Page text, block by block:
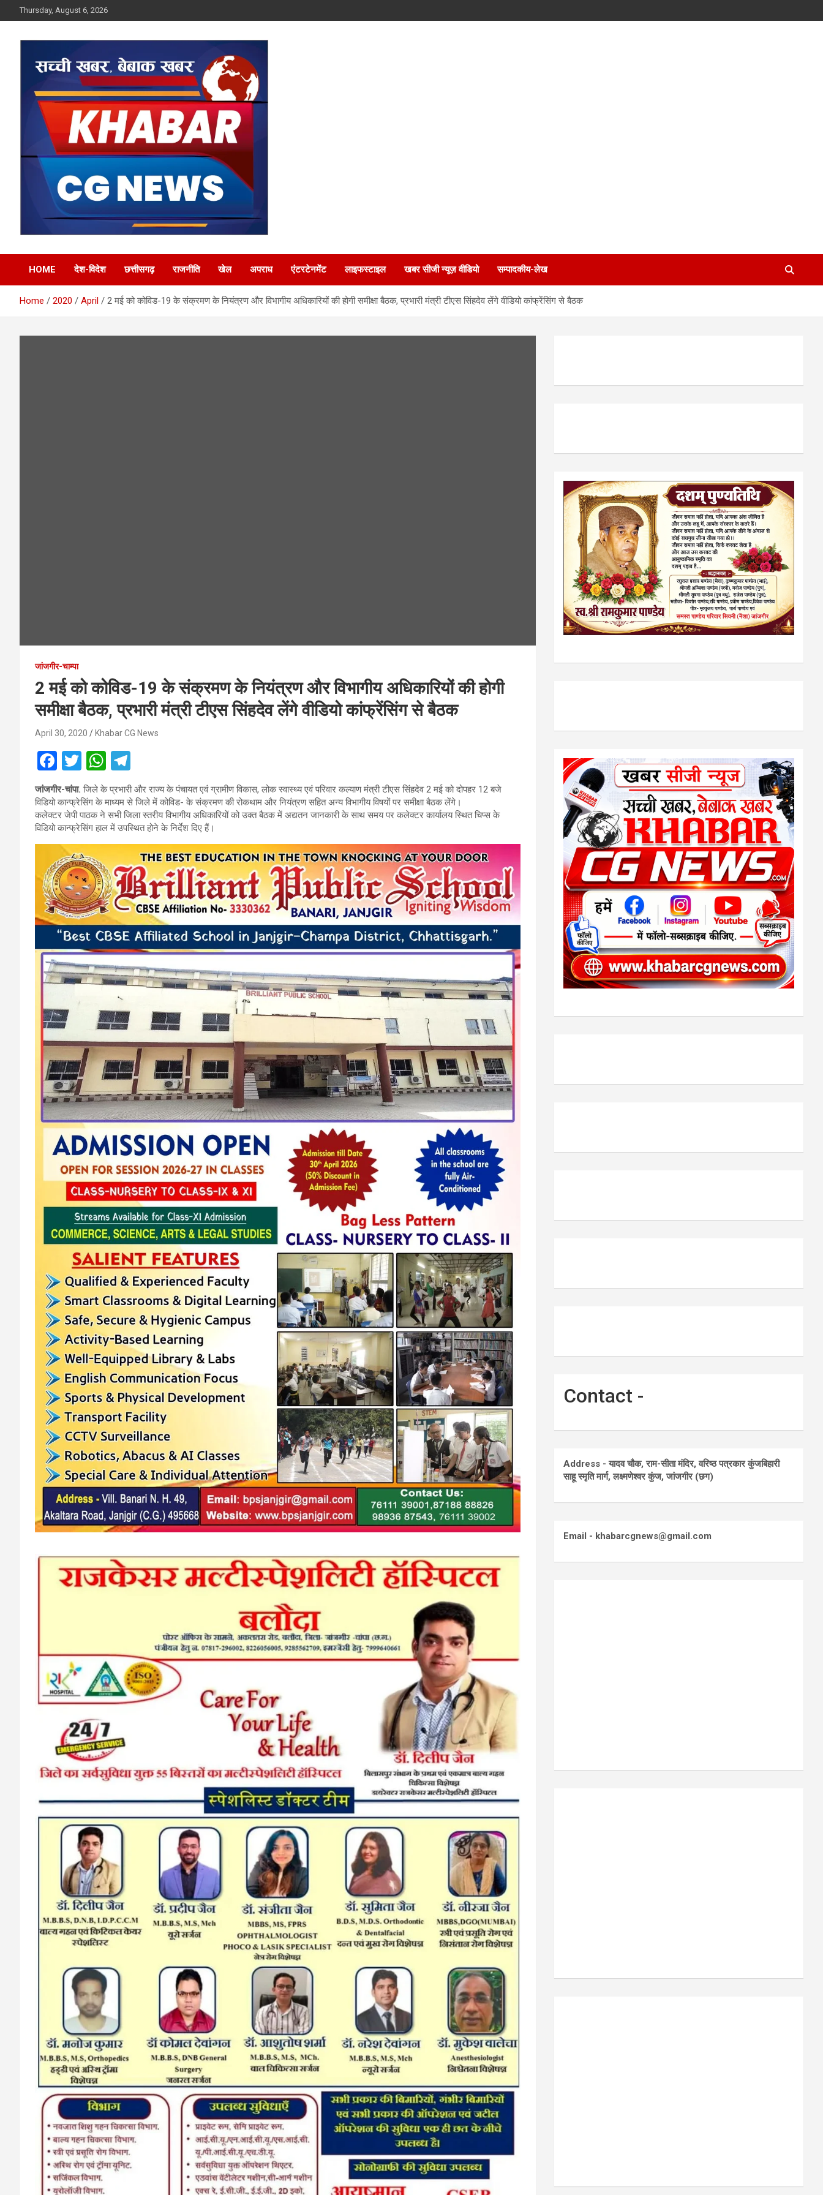
to
Thursday, August 6, 2026
Khabar CG News
HOME देश-विदेश छत्तीसगढ़ राजनीति खेल अपराध एंटरटेनमेंट लाइफस्टाइल खबर सीजी न्यूज़ वीडियो सम्पादकीय-लेख
Home 2020 April 2 मई को कोविड-19 के संक्रमण के नियंत्रण और विभागीय अधिकारियों की होगी समीक्षा बैठक, प्रभारी मंत्री टीएस सिंहदेव लेंगे वीडियो कांफ्रेंसिंग से बैठक
जांजगीर-चाम्पा
2 मई को कोविड-19 के संक्रमण के नियंत्रण और विभागीय अधिकारियों की होगी
समीक्षा बैठक, प्रभारी मंत्री टीएस सिंहदेव लेंगे वीडियो कांफ्रेंसिंग से बैठक
April 30, 2020 Khabar CG News
F
a
ce
b
o
o
k
T
wi
tt
er
W
h
at
s
A
p
p
el
e
gr
a
m
जांजगीर-चांपा. जिले के प्रभारी और राज्य के पंचायत एवं ग्रामीण विकास, लोक स्वास्थ्य एवं परिवार कल्याण मंत्री टीएस सिंहदेव 2 मई को दोपहर 12 बजे
विडियो कान्फ्रेसिंग के माध्यम से जिले में कोविड- के संक्रमण की रोकथाम और नियंत्रण सहित अन्य विभागीय विषयों पर समीक्षा बैठक लेंगे।
कलेक्टर जेपी पाठक ने सभी जिला स्तरीय विभागीय अधिकारियों को उक्त बैठक में अद्यतन जानकारी के साथ समय पर कलेक्टर कार्यालय स्थित चिप्स के
विडियो कान्फ्रेसिंग हाल में उपस्थित होने के निर्देश दिए हैं।
Contact -
Address - यादव चौक, राम-सीता मंदिर, वरिष्ठ पत्रकार कुंजबिहारी
साहू स्मृति मार्ग, लक्ष्मणेश्वर कुंज, जांजगीर (छग)
Email - khabarcgnews@gmail.com